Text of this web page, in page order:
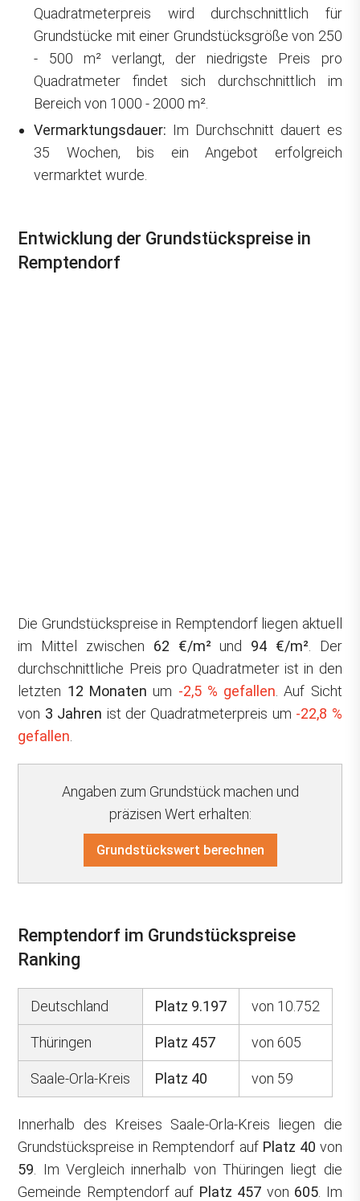
Quadratmeterpreis wird durchschnittlich für
Grundstücke mit einer Grundstücksgröße von 250
- 500 m² verlangt, der niedrigste Preis pro
Quadratmeter findet sich durchschnittlich im
Bereich von 1000 - 2000 m².
Vermarktungsdauer: Im Durchschnitt dauert es
35 Wochen, bis ein Angebot erfolgreich
vermarktet wurde.
Entwicklung der Grundstückspreise in
Remptendorf
Die Grundstückspreise in Remptendorf liegen aktuell
im Mittel zwischen 62 €/m² und 94 €/m² . Der
durchschnittliche Preis pro Quadratmeter ist in den
letzten 12 Monaten um -2,5 % gefallen . Auf Sicht
von 3 Jahren ist der Quadratmeterpreis um -22,8 %
gefallen
Angaben zum Grundstück machen und
präzisen Wert erhalten:
Grundstückswert berechnen
Remptendorf im Grundstückspreise
Ranking
Deutschland Platz 9.197 von 10.752
Thüringen Platz 457 von 605
Saale-Orla-Kreis Platz 40 von 59
Innerhalb des Kreises Saale-Orla-Kreis liegen die
Grundstückspreise in Remptendorf auf Platz 40 von
59 . Im Vergleich innerhalb von Thüringen liegt die
Gemeinde Remptendorf auf Platz 457 von 605 . Im